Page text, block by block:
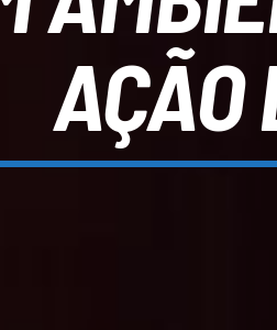
AÇÃO